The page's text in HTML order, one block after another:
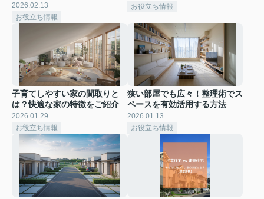
2026.02.13
お役立ち情報
お役立ち情報
子育てしやすい家の間取りと
は？快適な家の特徴をご紹介
2026.01.29
お役立ち情報
狭い部屋でも広々！整理術でス
ペースを有効活用する方法
2026.01.13
お役立ち情報